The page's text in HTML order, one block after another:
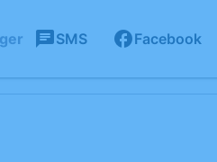
SMS Facebook